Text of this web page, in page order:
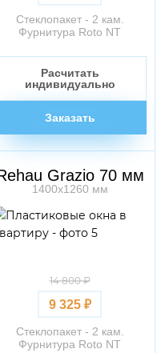
Стеклопакет - 2 кам.
Фурнитура Roto NT
Заказать
Расчитать
индивидуально
Grazio 70 мм
1400х1260 мм
14 800 ₽
9 325 ₽
Стеклопакет - 2 кам.
Фурнитура Roto NT